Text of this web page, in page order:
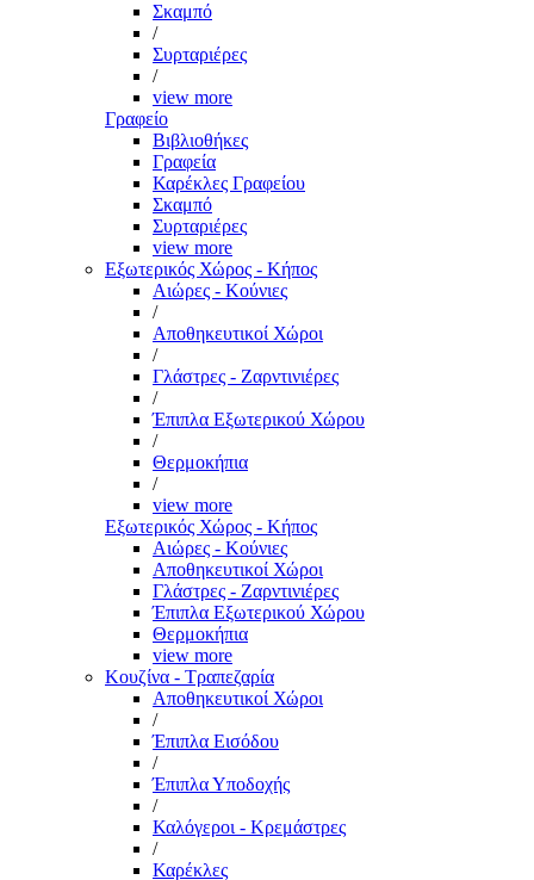
Σκαμπό
/
Συρταριέρες
/
view more
Γραφείο
Βιβλιοθήκες
Γραφεία
Καρέκλες Γραφείου
Σκαμπό
Συρταριέρες
view more
Εξωτερικός Χώρος - Κήπος
Αιώρες - Κούνιες
/
Αποθηκευτικοί Χώροι
/
Γλάστρες - Ζαρντινιέρες
/
Έπιπλα Εξωτερικού Χώρου
/
Θερμοκήπια
/
view more
Εξωτερικός Χώρος - Κήπος
Αιώρες - Κούνιες
Αποθηκευτικοί Χώροι
Γλάστρες - Ζαρντινιέρες
Έπιπλα Εξωτερικού Χώρου
Θερμοκήπια
view more
Κουζίνα - Τραπεζαρία
Αποθηκευτικοί Χώροι
/
Έπιπλα Εισόδου
/
Έπιπλα Υποδοχής
/
Καλόγεροι - Κρεμάστρες
/
Καρέκλες